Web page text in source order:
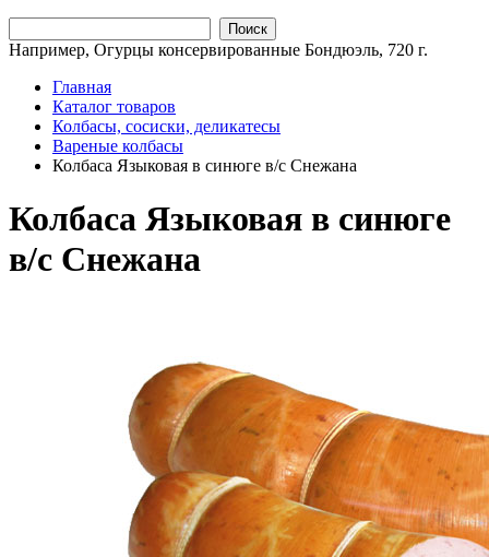
Поиск
Например, Огурцы консервированные Бондюэль, 720 г.
Главная
Каталог товаров
Колбасы, сосиски, деликатесы
Вареные колбасы
Колбаса Языковая в синюге в/с Снежана
Колбаса Языковая в синюге
в/с Снежана